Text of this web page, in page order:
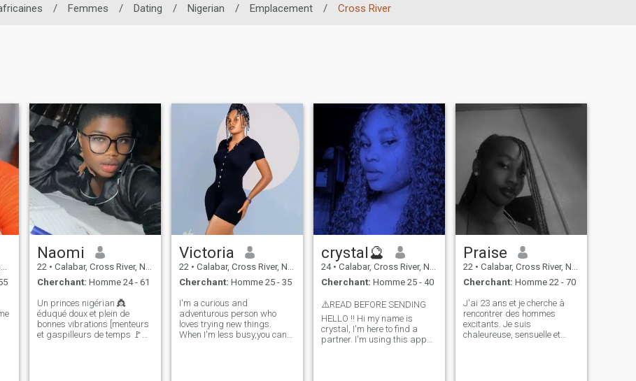
/ Femmes / Dating / Nigerian / Emplacement / Cross River
Naomi
22 • Calabar, Cross River, Nigeria
Cherchant: Homme 24 - 61
Un princes nigérian 👸
éduqué doux et plein de
bonnes vibrations [menteurs
et gaspilleurs de temps 🚩
Victoria
22 • Calabar, Cross River, Nigeria
Cherchant: Homme 25 - 35
I'm a curious and
adventurous person who
loves trying new things.
When I'm less busy,you can
crystal🔮
24 • Calabar, Cross River, Nigeria
Cherchant: Homme 25 - 40
⚠️READ BEFORE SENDING
HELLO ‼️ Hi my name is
crystal, I'm here to find a
partner. I'm using this app
Praise
22 • Calabar, Cross River, Nigeria
Cherchant: Homme 22 - 70
J'ai 23 ans et je cherche à
rencontrer des hommes
excitants. Je suis
chaleureuse, sensuelle et